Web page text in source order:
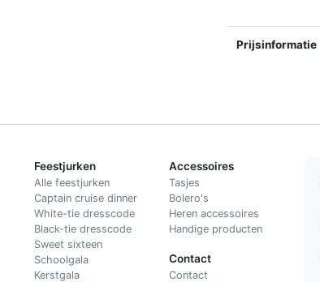
Prijsinformatie
Feestjurken
Alle feestjurken
Captain cruise dinner
White-tie dresscode
Black-tie dresscode
Sweet sixteen
Schoolgala
Kerstgala
Accessoires
Tasjes
Bolero's
Heren accessoires
Handige producten
Contact
Contact